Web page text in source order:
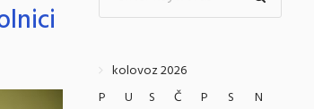
kolovoz 2026
P
U S Č P S
N